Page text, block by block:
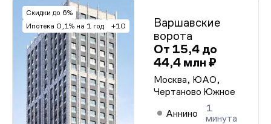
Скидки до 6%
Ипотека 0,1% на 1 год
+10
Варшавские
ворота
От 15,4 до
44,4 млн ₽
Москва, ЮАО,
Чертаново Южное
Аннино
1
минута